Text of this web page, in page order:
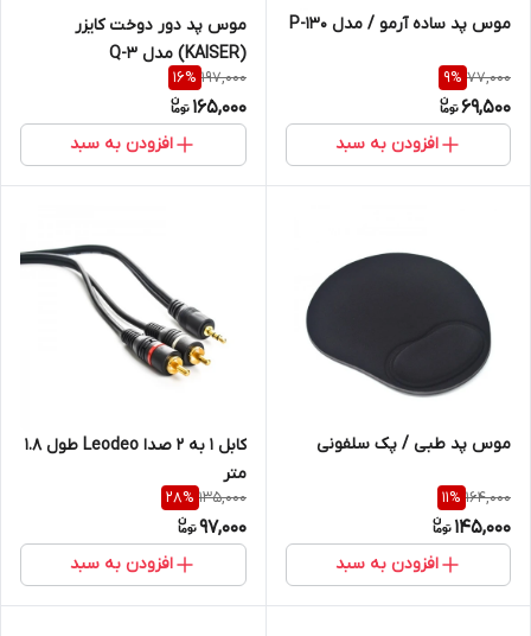
موس پد ساده آرمو / مدل P-130
77,000
9%
69,500
افزودن به سبد
موس پد دور دوخت کایزر
(KAISER) مدل Q-3
197,000
16%
165,000
افزودن به سبد
موس پد طبی / پک سلفونی
164,000
11%
145,000
افزودن به سبد
کابل 1 به 2 صدا Leodeo طول 1.8
متر
135,000
28%
97,000
افزودن به سبد